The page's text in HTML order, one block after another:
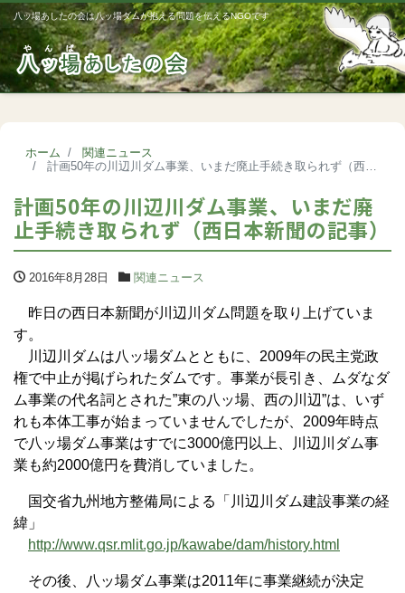
八ッ場あしたの会は八ッ場ダムが抱える問題を伝えるNGOです
ホーム
関連ニュース
計画50年の川辺川ダム事業、いまだ廃止手続き取られず（西日本新聞の記事）
計画50年の川辺川ダム事業、いまだ廃
止手続き取られず（西日本新聞の記事）
2016年8月28日 関連ニュース
昨日の西日本新聞が川辺川ダム問題を取り上げていま
す。
川辺川ダムは八ッ場ダムとともに、2009年の民主党政
権で中止が掲げられたダムです。事業が長引き、ムダなダ
ム事業の代名詞とされた”東の八ッ場、西の川辺”は、いず
れも本体工事が始まっていませんでしたが、2009年時点
で八ッ場ダム事業はすでに3000億円以上、川辺川ダム事
業も約2000億円を費消していました。
国交省九州地方整備局による「川辺川ダム建設事業の経
緯」
http://www.qsr.mlit.go.jp/kawabe/dam/history.html
その後、八ッ場ダム事業は2011年に事業継続が決定